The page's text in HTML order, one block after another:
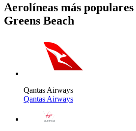
Aerolíneas más populares
Greens Beach
Qantas Airways
Qantas Airways